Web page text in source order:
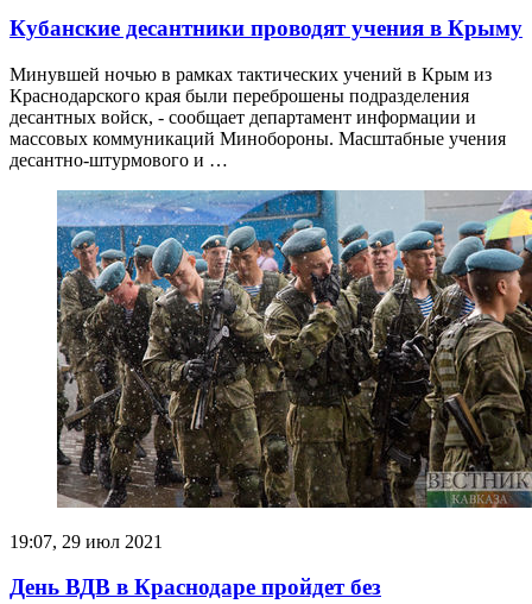
Кубанские десантники проводят учения в Крыму
Минувшей ночью в рамках тактических учений в Крым из
Краснодарского края были переброшены подразделения
десантных войск, - сообщает департамент информации и
массовых коммуникаций Минобороны. Масштабные учения
десантно-штурмового и …
19:07, 29 июл 2021
День ВДВ в Краснодаре пройдет без